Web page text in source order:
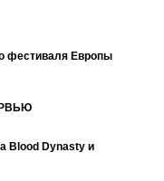
фестиваля Европы
Blood Dynasty и